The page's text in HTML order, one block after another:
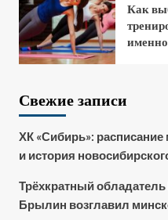
Как
Свежие записи
ХК «Сибирь»: расписание
и история
Трёхкратный
Брылин возглавил